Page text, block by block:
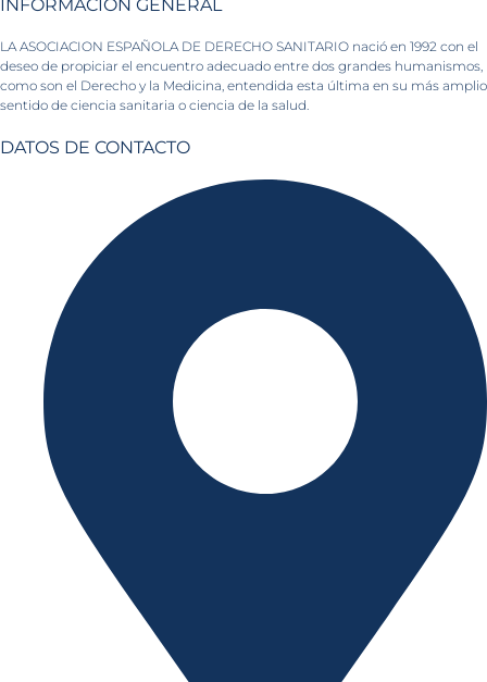
INFORMACIÓN GENERAL
LA ASOCIACION ESPAÑOLA DE DERECHO SANITARIO nació en 1992 con el
deseo de propiciar el encuentro adecuado entre dos grandes humanismos,
como son el Derecho y la Medicina, entendida esta última en su más amplio
sentido de ciencia sanitaria o ciencia de la salud.
DATOS DE CONTACTO